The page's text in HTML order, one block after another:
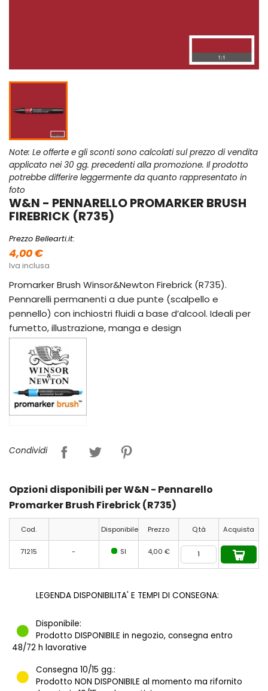
Note: Le offerte e gli sconti sono calcolati sul prezzo di vendita
applicato nei 30 gg. precedenti alla promozione. Il prodotto
potrebbe differire leggermente da quanto rappresentato in
foto
W&N - PENNARELLO PROMARKER BRUSH
FIREBRICK (R735)
Prezzo Bellearti.it:
4,00 €
Iva inclusa
Promarker Brush Winsor&Newton Firebrick (R735).
Pennarelli permanenti a due punte (scalpello e
pennello) con inchiostri fluidi a base d’alcool. Ideali per
fumetto, illustrazione, manga e design
Condividi
Opzioni disponibili per W&N - Pennarello
Promarker Brush Firebrick (R735)
Cod. Disponibile Prezzo Q.tà Acquista
71215 - SI 4,00 €
LEGENDA DISPONIBILITA' E TEMPI DI CONSEGNA:
Disponibile:
Prodotto DISPONIBILE in negozio, consegna entro
48/72 h lavorative
Consegna 10/15 gg.:
Prodotto NON DISPONIBILE al momento ma rifornito